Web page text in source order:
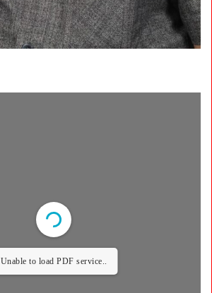
Unable to load PDF service..